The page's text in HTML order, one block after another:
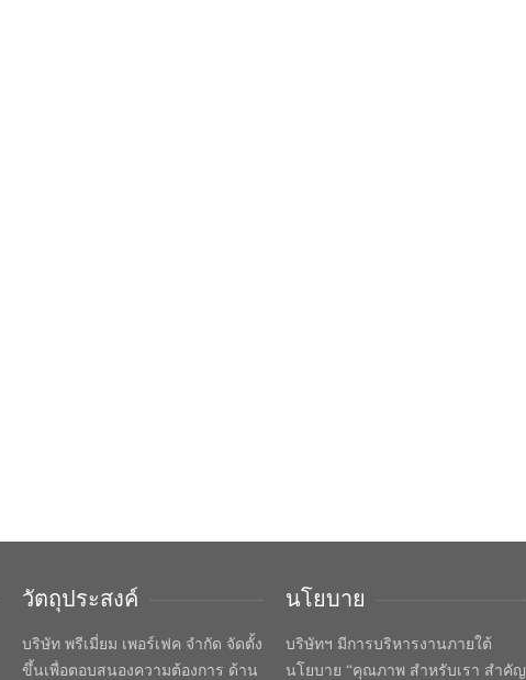
วัตถุประสงค์
บริษัท พรีเมี่ยม เพอร์เฟค จำกัด จัดตั้ง
ขึ้นเพื่อตอบสนองความต้องการ ด้าน
นโยบาย
บริษัทฯ มีการบริหารงานภายใต้
นโยบาย “คุณภาพ สำหรับเรา สำคัญ